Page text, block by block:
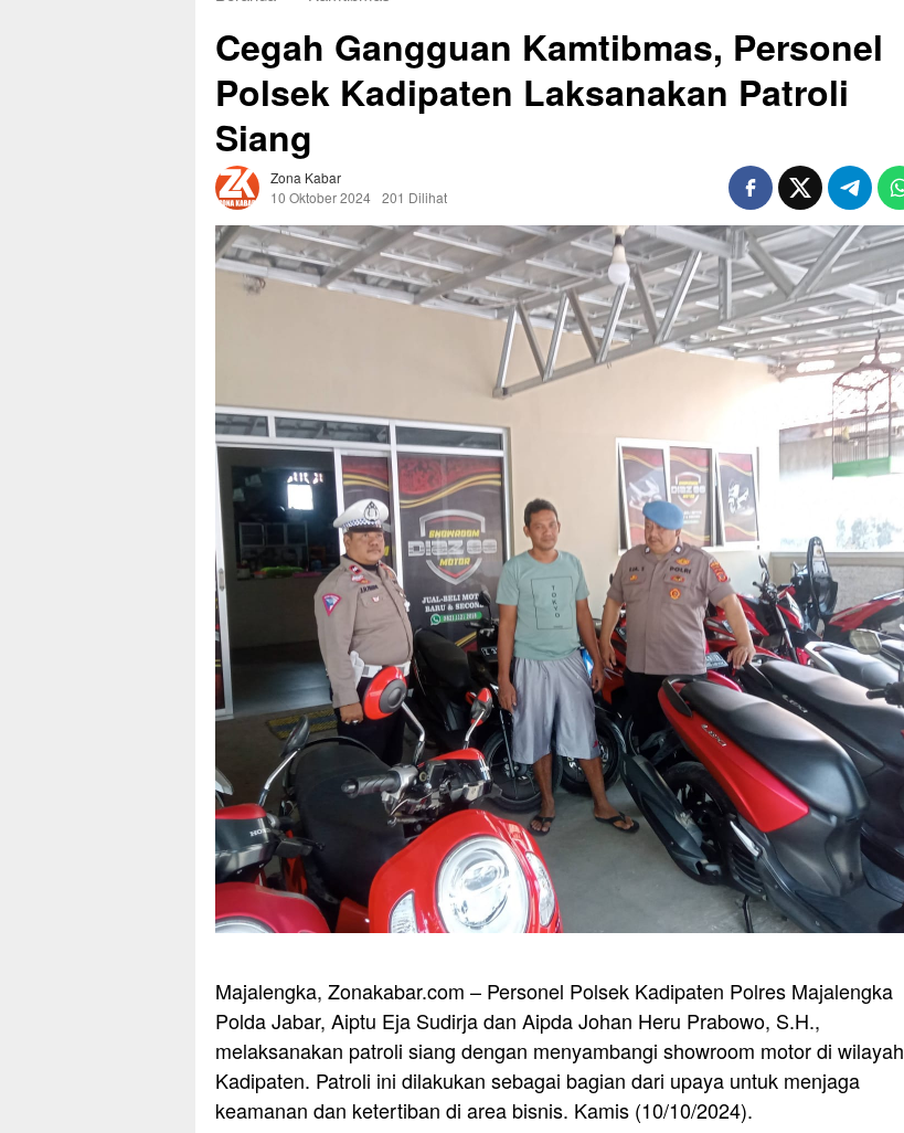
Cegah Gangguan Kamtibmas, Personel
Polsek Kadipaten Laksanakan Patroli
Siang
Zona Kabar
10 Oktober 2024 201 Dilihat
Majalengka, Zonakabar.com – Personel Polsek Kadipaten Polres Majalengka
Polda Jabar, Aiptu Eja Sudirja dan Aipda Johan Heru Prabowo, S.H.,
melaksanakan patroli siang dengan menyambangi showroom motor di wilayah
Kadipaten. Patroli ini dilakukan sebagai bagian dari upaya untuk menjaga
keamanan dan ketertiban di area bisnis. Kamis (10/10/2024).